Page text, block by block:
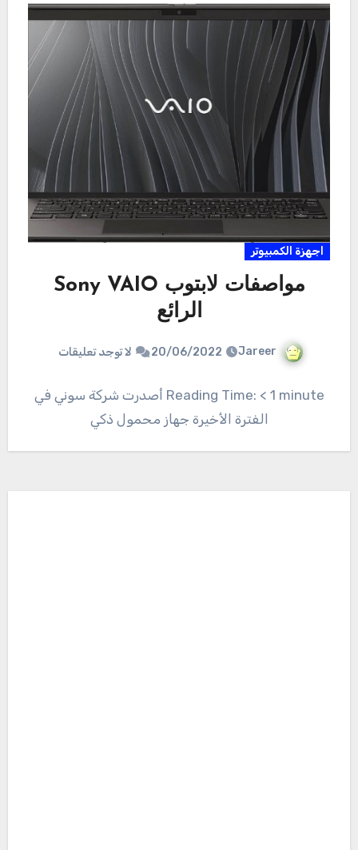
اجهزة الكمبيوتر
مواصفات لابتوب Sony VAIO
الرائع
Jareer
20/06/2022 لا توجد تعليقات
Reading Time: < 1 minute أصدرت شركة سوني في
الفترة الأخيرة جهاز محمول ذكي